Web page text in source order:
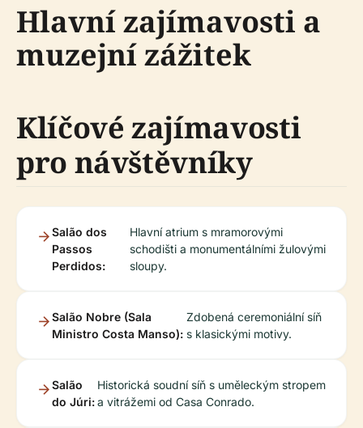
Hlavní zajímavosti a
muzejní zážitek
Klíčové zajímavosti
pro návštěvníky
Salão dos
Passos
Perdidos:
Hlavní atrium s mramorovými
schodišti a monumentálními žulovými
sloupy.
Salão Nobre (Sala
Ministro Costa Manso):
Zdobená ceremoniální síň
s klasickými motivy.
Salão
do Júri:
Historická soudní síň s uměleckým stropem
a vitrážemi od Casa Conrado.